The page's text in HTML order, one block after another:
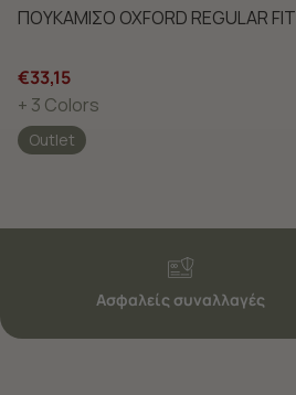
ΠΟΥΚΑΜΙΣΟ OXFORD REGULAR FIT
€33,15
+ 3 Colors
Outlet
Ασφαλείς συναλλαγές